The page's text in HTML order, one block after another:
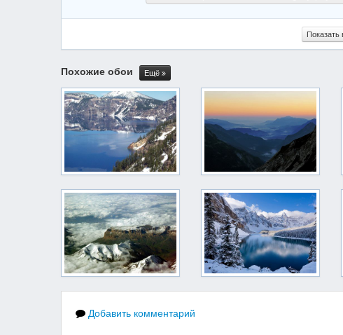
Показать
Похожие обои Ещё
Добавить комментарий